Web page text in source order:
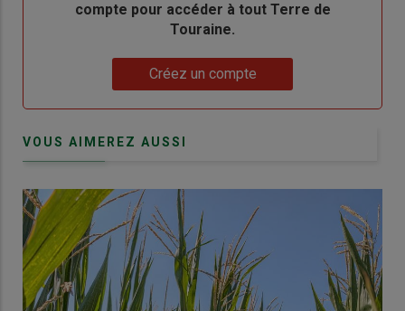
compte pour accéder à tout Terre de
Touraine.
Créez un compte
VOUS AIMEREZ AUSSI